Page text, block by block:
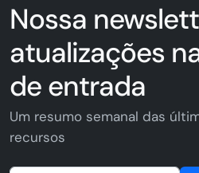
Nossa
atualizações
de entrada
Um resumo semanal das
recursos